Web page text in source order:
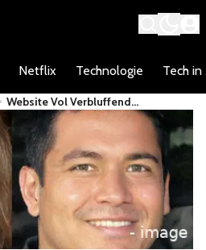
Netflix Technologie Tech in
Website Vol Verbluffend
Realistische Valse Gezichten